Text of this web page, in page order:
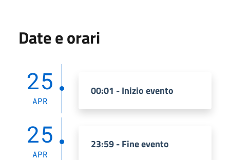
Date e orari
25
APR
00:01 - Inizio evento
25
APR
23:59 - Fine evento